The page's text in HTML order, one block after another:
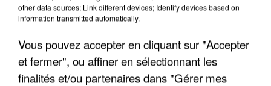
UNE TOURISTE DE L’OISE EMPORTÉE PAR UNE
COULÉE DE BOUE EN HAUTE-SAVOIE
other data sources; Link different devices; Identify devices based on
information transmitted automatically.
Vous pouvez accepter en cliquant sur "Accepter
et fermer", ou affiner en sélectionnant les
finalités et/ou partenaires dans "Gérer mes